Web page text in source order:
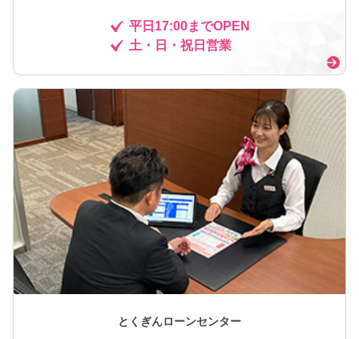
平日17:00までOPEN
土・日・祝日営業
とくぎんローンセンター